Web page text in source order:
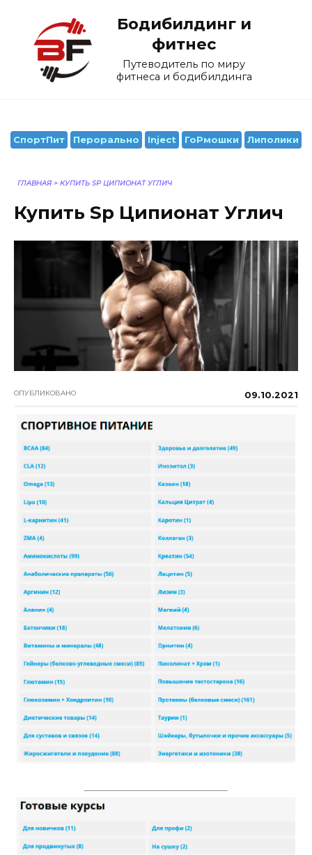
содержанию
Бодибилдинг и
фитнес
Путеводитель по миру
фитнеса и бодибилдинга
СпортПит Перорально Inject ГоРмошки Липолики
ГЛАВНАЯ > КУПИТЬ SP ЦИПИОНАТ УГЛИЧ
Купить Sp Ципионат Углич
ОПУБЛИКОВАНО 09.10.2021